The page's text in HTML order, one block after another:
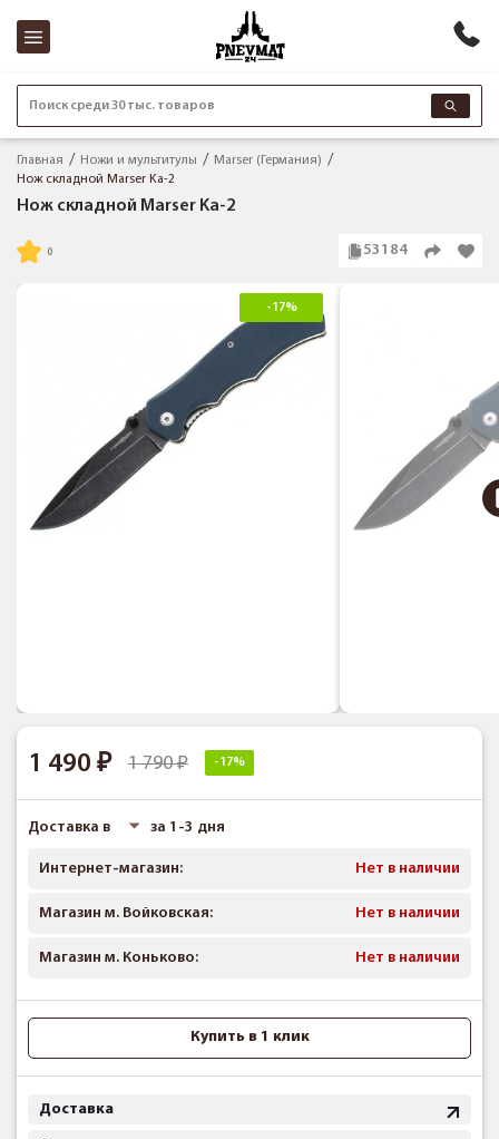
Поиск среди 30 тыс. товаров
Главная Ножи и мультитулы
Marser (Германия)
Нож складной Marser Ka-2
Нож складной Marser Ka-2
53184
-17%
1 490 1 790 -17%
Доставка в за 1-3 дня
Интернет-магазин: Нет в наличии
Магазин м. Войковская: Нет в наличии
Магазин м. Коньково: Нет в наличии
Купить в 1 клик
Доставка